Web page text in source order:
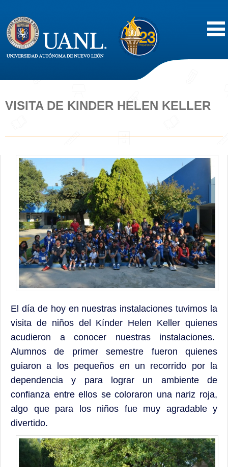
Acerca de
Vida Estudiantil
Servicios
Difusión
Contacto
VISITA DE KINDER HELEN KELLER
El día de hoy en nuestras instalaciones tuvimos la
visita de niños del Kínder Helen Keller quienes
acudieron a conocer nuestras instalaciones.
Alumnos de primer semestre fueron quienes
guiaron a los pequeños en un recorrido por la
dependencia y para lograr un ambiente de
confianza entre ellos se coloraron una nariz roja,
algo que para los niños fue muy agradable y
divertido.